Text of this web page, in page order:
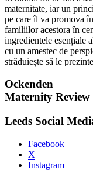
maternitate, iar un
pe care îl va promova
familiilor acestora în
ingredientele esențiale
cu un amestec de
străduiește să le
Ockenden
Maternity Review
Leeds Social
Facebook
X
Instagram